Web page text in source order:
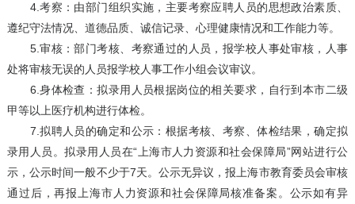
4.考察：由部门组织实施，主要考察应聘人员的思想政治素质、
遵纪守法情况、道德品质、诚信记录、心理健康情况和工作能力等。
5.审核：部门考核、考察通过的人员，报学校人事处审核，人事
处将审核无误的人员报学校人事工作小组会议审议。
6.身体检查：拟录用人员根据岗位的相关要求，自行到本市二级
甲等以上医疗机构进行体检。
7.拟聘人员的确定和公示：根据考核、考察、体检结果，确定拟
录用人员。拟录用人员在“上海市人力资源和社会保障局”网站进行公
示，公示时间一般不少于7天。公示无异议，报上海市教育委员会审核
通过后，再报上海市人力资源和社会保障局核准备案。公示如有异